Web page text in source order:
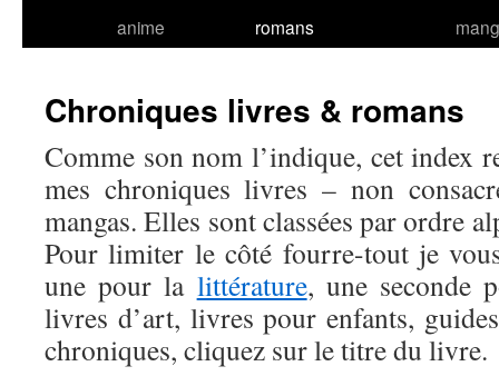
anime
romans
Chroniques livres & romans
Comme son nom l’indique, cet index
mes chroniques livres – non
mangas. Elles sont classées par ordre
Pour limiter le côté fourre-tout je
une pour la littérature, une seconde
livres d’art, livres pour enfants,
chroniques, cliquez sur le titre du livre.